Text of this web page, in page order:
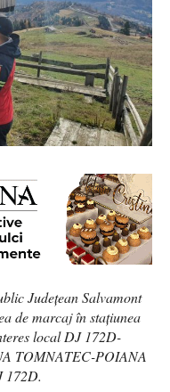
Judeţean Salvamont
de marcaj în staţiunea
local DJ 172D-
TOMNATEC-POIANA
172D.